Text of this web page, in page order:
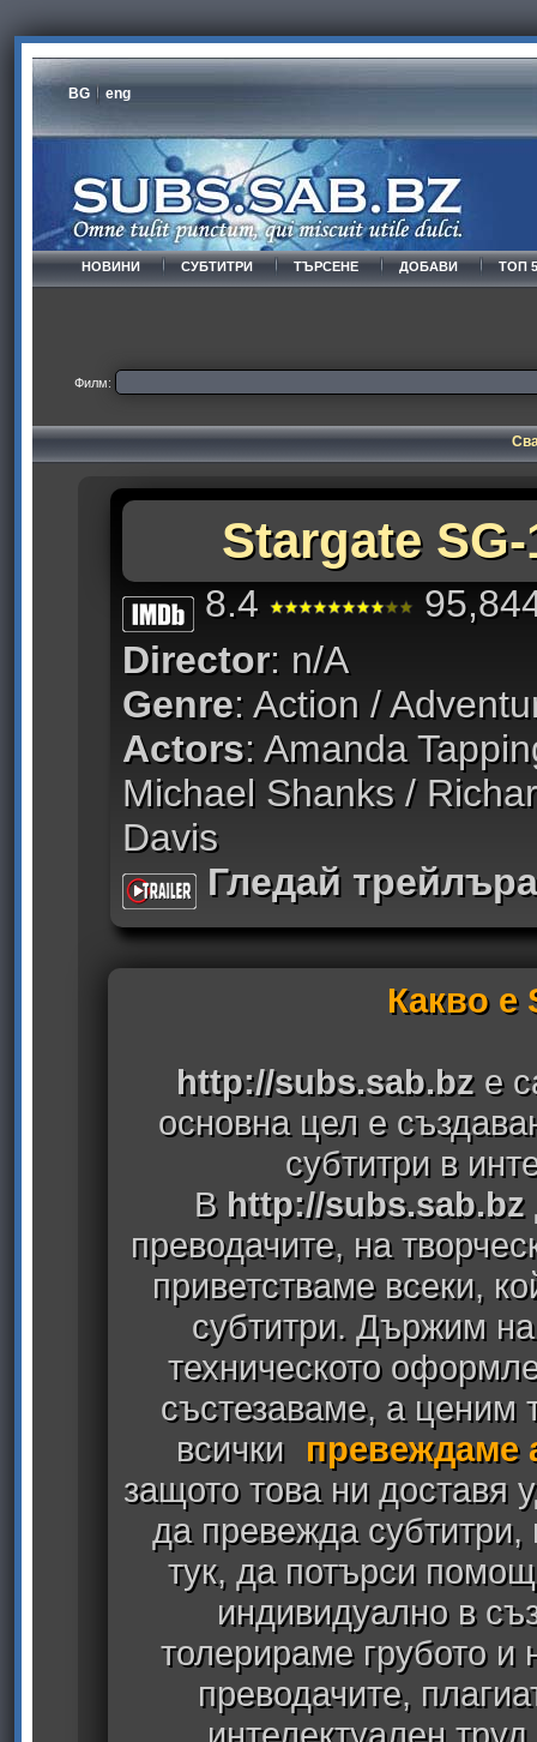
BG eng
НОВИНИ СУБТИТРИ ТЪРСЕНЕ ДОБАВИ ТОП
Филм:
Stargate
8.4
Director: n/A
Genre: Action /
Actors: Amanda
Michael Shanks /
Davis
Гледай трейлъра
Какво е
http://subs.sab.bz е
основна цел е
субтитри в
В http://subs.sab.bz
преводачите, на
приветстваме всеки,
субтитри. Държим
техническото
състезаваме, а ценим
всички
превеждаме
защото това ни доставя
да превежда
тук, да потърси
индивидуално в
толерираме грубото
преводачите,
интелектуален